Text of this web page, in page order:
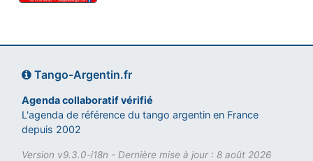
Tango-Argentin.fr
Agenda collaboratif vérifié
L'agenda de référence du tango argentin en France
depuis 2002
Version v9.3.0-i18n - Dernière mise à jour : 8 août 2026